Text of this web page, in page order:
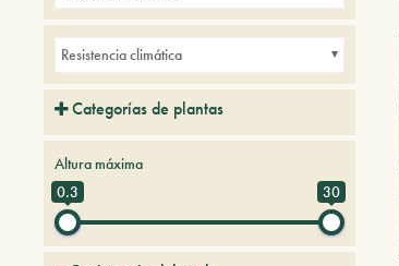
Resistencia climática
Categorías de plantas
Arboles y arbustos persistentes
Árboles y plantas del futuro
Altura máxima
0.3
30